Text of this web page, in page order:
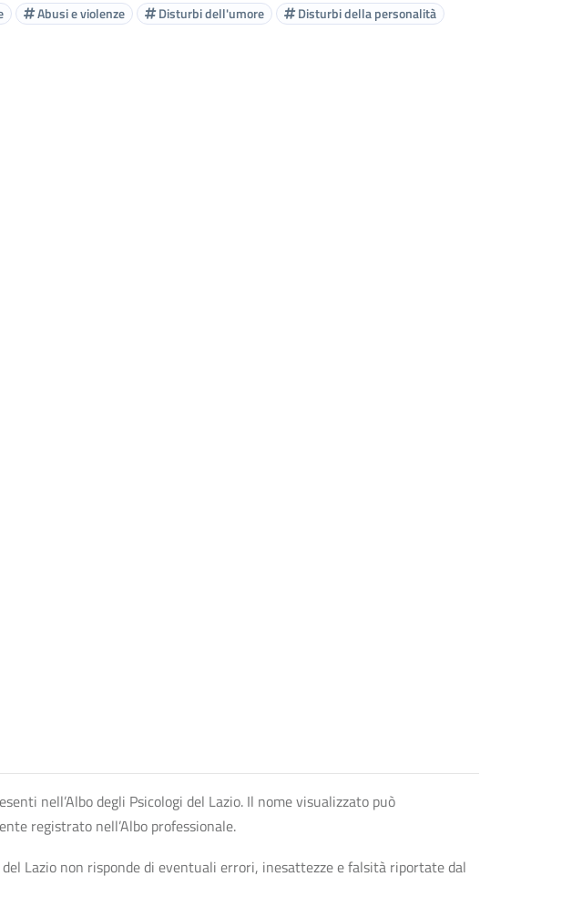
Abusi e violenze Disturbi dell'umore Disturbi della personalità
nell’Albo degli Psicologi del Lazio. Il nome visualizzato può
registrato nell’Albo professionale.
Lazio non risponde di eventuali errori, inesattezze e falsità riportate dal